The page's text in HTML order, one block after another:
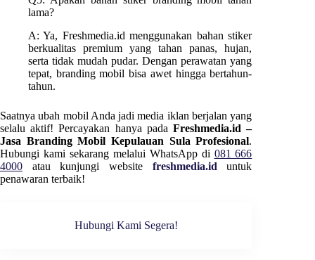
lama?
A: Ya, Freshmedia.id menggunakan bahan stiker
berkualitas premium yang tahan panas, hujan,
serta tidak mudah pudar. Dengan perawatan yang
tepat, branding mobil bisa awet hingga bertahun-
tahun.
Saatnya ubah mobil Anda jadi media iklan berjalan yang
selalu aktif! Percayakan hanya padaFreshmedia.id –
Jasa Branding Mobil Kepulauan Sula Profesional.
Hubungi kami sekarang melalui WhatsApp di 081 666
4000
atau kunjungi website freshmedia.id untuk
penawaran terbaik!
Hubungi Kami Segera!